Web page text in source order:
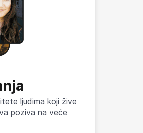
ljudima koji žive
poziva na veće